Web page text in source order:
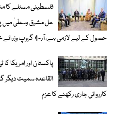
فلسطینی مسئلے کا
حل مشرق وسطیٰ میں
حصول کے لیے لازمی ہے، آر-4 گروپ وزرائے خارجہ
پاکستان اور امریکا
القاعدہ سمیت دیگر
کارروائی جاری رکھنے کا عزم